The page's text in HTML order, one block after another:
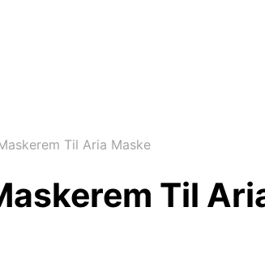
Til Aria Maske
Til